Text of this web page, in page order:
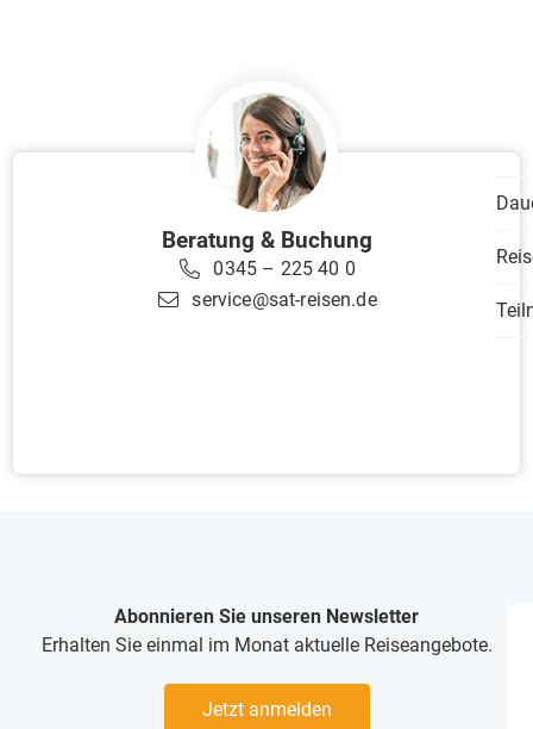
Beratung & Buchung
0345 – 225 40 0
service@sat-reisen.de
Abonnieren Sie unseren Newsletter
Erhalten Sie einmal im Monat aktuelle Reiseangebote.
Jetzt anmelden